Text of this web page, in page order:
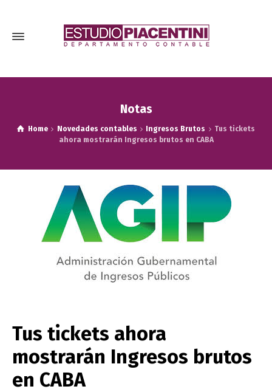
Notas
Home Novedades contables Ingresos Brutos
Tus tickets
ahora mostrarán Ingresos brutos en CABA
Tus tickets ahora
mostrarán Ingresos brutos
en CABA